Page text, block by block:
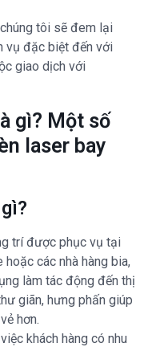
tôi sẽ đem lại
vụ đặc biệt đến với
giao dịch với
gì? Một số
laser bay
trí được phục vụ tại
hoặc các nhà hàng bia,
làm tác động đến thị
giãn, hưng phấn giúp
hơn.
khách hàng có nhu